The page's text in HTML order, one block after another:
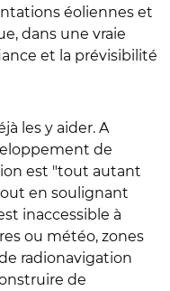
éoliennes et
dans une vraie
et la prévisibilité
les y aider. A
de
est "tout autant
en soulignant
inaccessible à
ou météo, zones
radionavigation
de